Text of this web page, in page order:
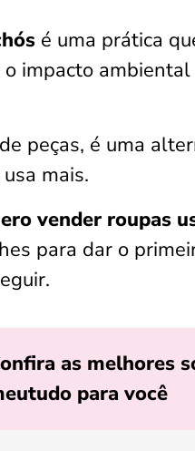
é uma prática
impacto
peças, é uma
mais.
vender roupas
para dar o
as melhores
para você